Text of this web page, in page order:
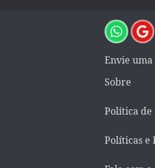
Envie
Sobre
Política
Políticas e